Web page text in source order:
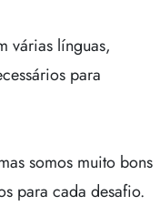
várias línguas,
para
somos muito bons
para cada desafio.